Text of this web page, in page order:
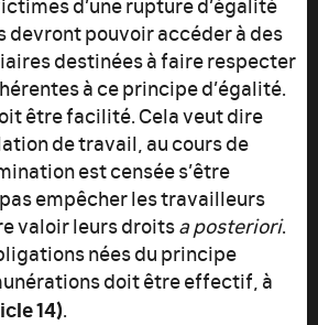
devront pouvoir accéder à des
destinées à faire respecter
à ce principe d’égalité.
être facilité. Cela veut dire
de travail, au cours de
est censée s’être
empêcher les travailleurs
valoir leurs droitsa posteriori.
nées du principe
doit être effectif, à
14).